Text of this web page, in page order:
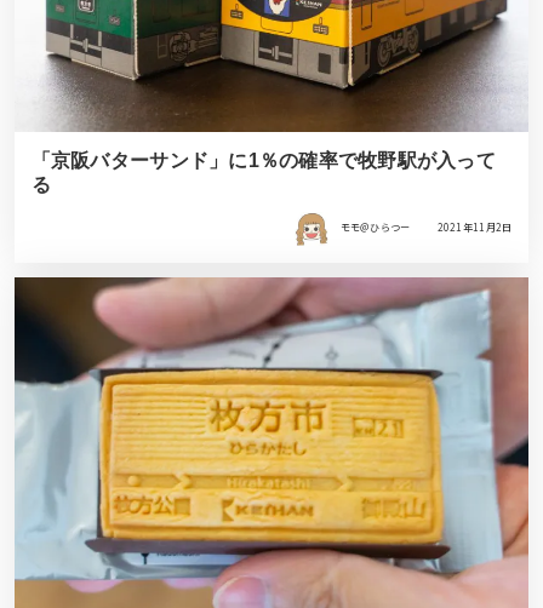
「京阪バターサンド」に1％の確率で牧野駅が入って
る
モモ＠ひらつー 2021年11月2日